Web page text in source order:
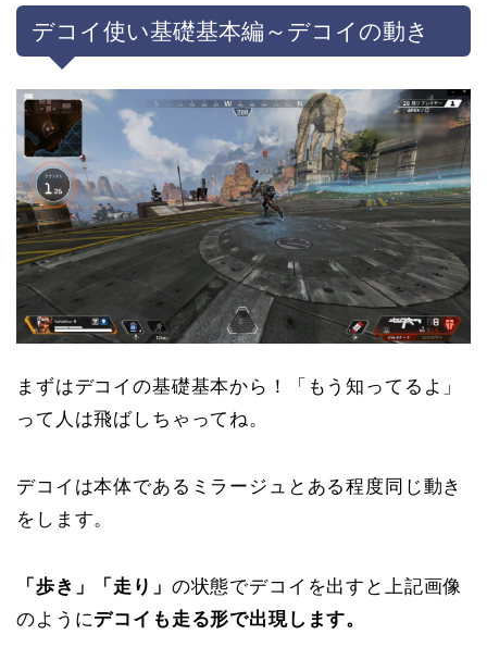
デコイ使い基礎基本編～デコイの動き
まずはデコイの基礎基本から！「もう知ってるよ」
って人は飛ばしちゃってね。
デコイは本体であるミラージュとある程度同じ動き
をします。
「歩き」「走り」 の状態でデコイを出すと上記画像
のようにデコイも走る形で出現します。